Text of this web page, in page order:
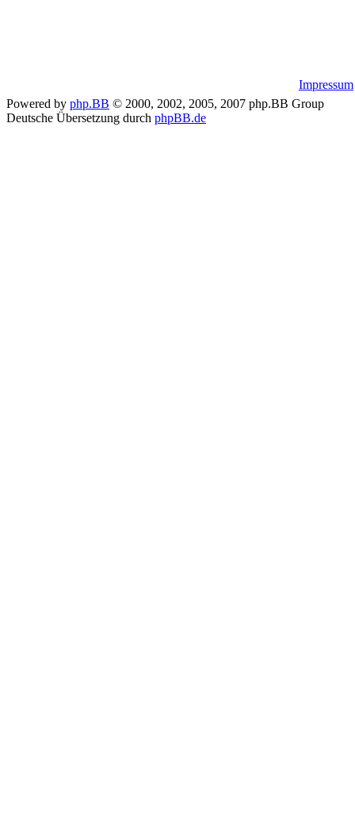
Impressum
Powered by php.BB © 2000, 2002, 2005, 2007 php.BB Group
Deutsche Übersetzung durch phpBB.de